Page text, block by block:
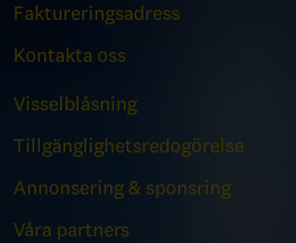
Faktureringsadress
Kontakta oss
Visselblåsning
Tillgänglighetsredogörelse
Annonsering & sponsring
Våra partners